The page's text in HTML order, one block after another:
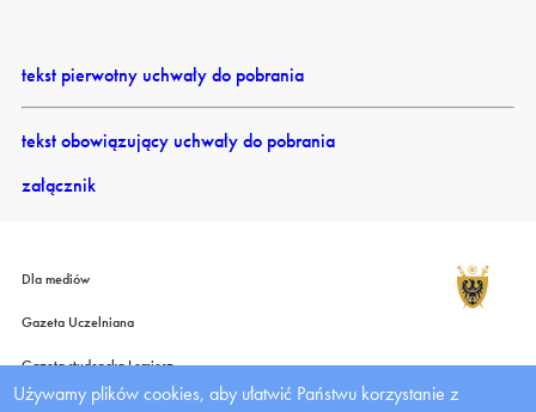
tekst pierwotny uchwały do pobrania
tekst obowiązujący uchwały do pobrania
załącznik
Dla mediów
Gazeta Uczelniana
Gazeta studencka Lemiesz
Wydawnictwo UMW
Używamy plików cookies, aby ułatwić Państwu korzystanie z